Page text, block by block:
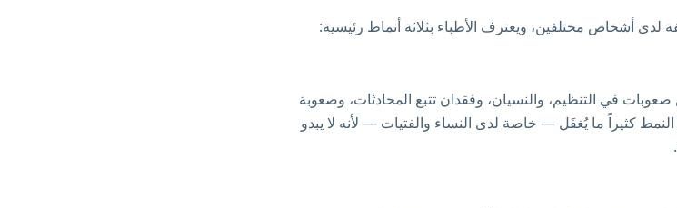
صعوبات في التنظيم، والنسيان، وفقدان تتبع المحادثات، وصعوبة
كثيراً ما يُغفَل — خاصة لدى النساء والفتيات — لأنه لا يبدو